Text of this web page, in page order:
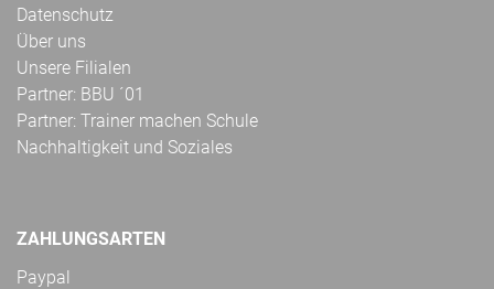
Datenschutz
Über uns
Unsere Filialen
Partner: BBU ´01
Partner: Trainer machen Schule
Nachhaltigkeit und Soziales
ZAHLUNGSARTEN
Paypal